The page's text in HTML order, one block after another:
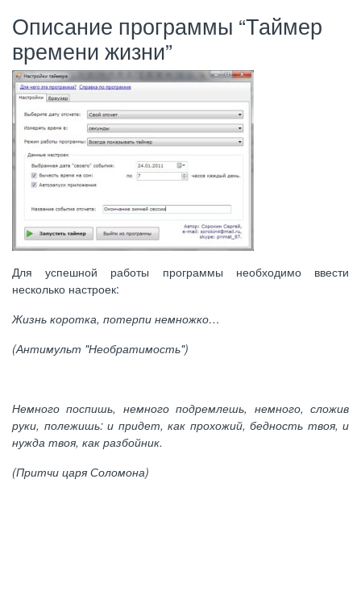
Описание программы “Таймер
времени жизни”
Для успешной работы программы необходимо ввести
несколько настроек:
Жизнь коротка, потерпи немножко…
(Антимульт "Необратимость")
Немного поспишь, немного подремлешь, немного, сложив
руки, полежишь: и придет, как прохожий, бедность твоя, и
нужда твоя, как разбойник.
(Притчи царя Соломона)